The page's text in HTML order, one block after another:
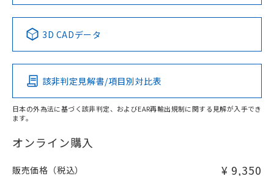
上、n: 27mm以上
検出領域
Pb Hg Cd Cr(VI)
O
在庫等で未対応品が混在する可能性があります。
問い合わせください。
No No No No
この製品の規格認証/適合状況ページへ
その他の認証はこちらのページからご検索ください
3D CADデータ
該非判定見解書/項目別対比表
日本の外為法に基づく該非判定、およびEAR再輸出規制に関する見解が入手でき
ます。
オンライン購入
販売価格（税込） ¥ 9,350